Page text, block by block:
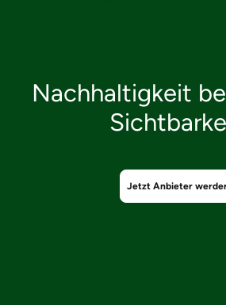
Nachhaltigkeit
Jetzt Anbieter